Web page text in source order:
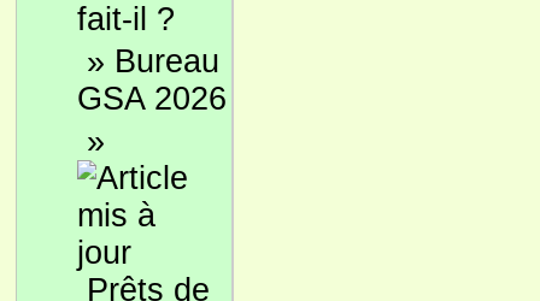
fait-il ?
» Bureau
GSA 2026
»
Prêts de